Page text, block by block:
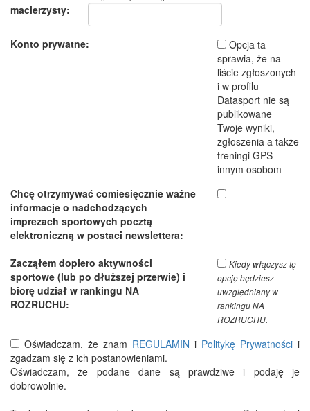
macierzysty:
Konto prywatne:
Opcja ta
sprawia, że na
liście zgłoszonych
i w profilu
Datasport nie są
publikowane
Twoje wyniki,
zgłoszenia a także
treningi GPS
innym osobom
Chcę otrzymywać comiesięcznie ważne
informacje o nadchodzących
imprezach sportowych pocztą
elektroniczną w postaci newslettera:
Zacząłem dopiero aktywności
sportowe (lub po dłuższej przerwie) i
biorę udział w rankingu NA
ROZRUCHU:
Kiedy włączysz tę
opcję będziesz
uwzględniany w
rankingu NA
ROZRUCHU.
Oświadczam, że znam REGULAMIN i Politykę Prywatności i
zgadzam się z ich postanowieniami.
Oświadczam, że podane dane są prawdziwe i podaję je
dobrowolnie.